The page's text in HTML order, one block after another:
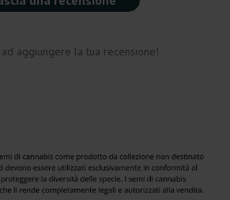
aggiungere la tua recensione!